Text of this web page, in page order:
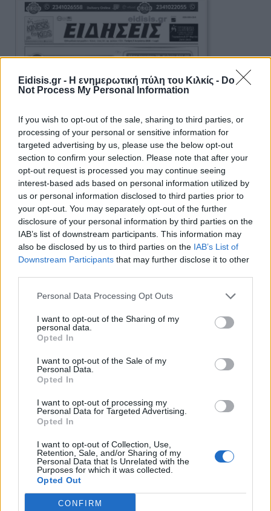
Eidisis.gr - Η ενημερωτική πύλη του Κιλκίς - Do
Not Process My Personal Information
If you wish to opt-out of the sale, sharing to third parties, or
processing of your personal or sensitive information for
targeted advertising by us, please use the below opt-out
section to confirm your selection. Please note that after your
opt-out request is processed you may continue seeing
interest-based ads based on personal information utilized by
us or personal information disclosed to third parties prior to
your opt-out. You may separately opt-out of the further
disclosure of your personal information by third parties on the
IAB’s list of downstream participants. This information may
also be disclosed by us to third parties on the IAB’s List of
Downstream Participants that may further disclose it to other
Personal Data Processing Opt Outs
I want to opt-out of the Sharing of my
personal data.
Opted In
I want to opt-out of the Sale of my
Personal Data.
Opted In
I want to opt-out of processing my
Personal Data for Targeted Advertising.
Opted In
I want to opt-out of Collection, Use,
Retention, Sale, and/or Sharing of my
Personal Data that Is Unrelated with the
Purposes for which it was collected.
Opted Out
CONFIRM
Ειδήσεις 5-8-2026
ΑΠΟΨΕΙΣ